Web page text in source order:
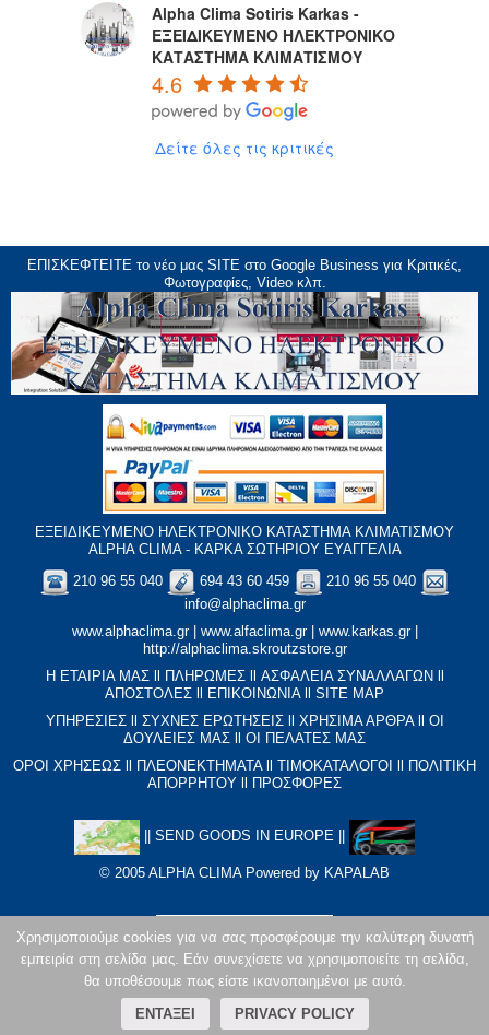
Alpha Clima Sotiris Karkas -
ΕΞΕΙΔΙΚΕΥΜΕΝΟ ΗΛΕΚΤΡΟΝΙΚΟ
ΚΑΤΑΣΤΗΜΑ ΚΛΙΜΑΤΙΣΜΟΥ
4.6
Δείτε όλες τις κριτικές
ΕΠΙΣΚΕΦΤΕΙΤΕ το νέο μας SITE στο Google Business για Κριτικές,
Φωτογραφίες, Video κλπ.
ΕΞΕΙΔΙΚΕΥΜΕΝΟ ΗΛΕΚΤΡΟΝΙΚΟ ΚΑΤΑΣΤΗΜΑ ΚΛΙΜΑΤΙΣΜΟΥ
ALPHA CLIMA - ΚΑΡΚΑ ΣΩΤΗΡΙΟΥ ΕΥΑΓΓΕΛΙΑ
210 96 55 040
694 43 60 459
210 96 55 040
info@alphaclima.gr
www.alphaclima.gr| www.alfaclima.gr| www.karkas.gr|
http://alphaclima.skroutzstore.gr
Η ΕΤΑΙΡΙΑ ΜΑΣ
ΠΛΗΡΩΜΕΣ ΑΣΦΑΛΕΙΑ ΣΥΝΑΛΛΑΓΩΝ
ΑΠΟΣΤΟΛΕΣ
ΕΠΙΚΟΙΝΩΝΙΑ
SITE MAP
ΥΠΗΡΕΣΙΕΣll ΣΥΧΝΕΣ ΕΡΩΤΗΣΕΙΣll XΡΗΣΙΜΑ ΑΡΘΡΑll ΟΙ
ΔΟΥΛΕΙΕΣ ΜΑΣ
ΟΙ ΠΕΛΑΤΕΣ ΜΑΣ
ΟΡΟΙ ΧΡΗΣΕΩΣ
ΠΛΕΟΝΕΚΤΗΜΑΤΑll ΤΙΜΟΚΑΤΑΛΟΓΟΙ
ΠΟΛΙΤΙΚΗ
ΑΠΟΡΡΗΤΟΥ
ΠΡΟΣΦΟΡΕΣ
SEND GOODS IN EUROPE
© 2005 ALPHA CLIMA Powered by KAPALAB
Χρησιμοποιούμε cookies για να σας προσφέρουμε την καλύτερη δυνατή
εμπειρία στη σελίδα μας. Εάν συνεχίσετε να χρησιμοποιείτε τη σελίδα,
θα υποθέσουμε πως είστε ικανοποιημένοι με αυτό.
ΕΝΤΆΞΕΙ PRIVACY POLICY